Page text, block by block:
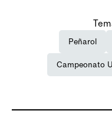
Peñarol
Campeonato